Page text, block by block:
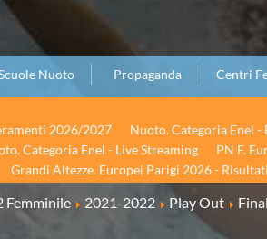
Nuoto Propaganda Centri
2026/2027
Nuoto. Categoria Enel
Categoria Enel - Live Streaming PN F.
Grandi Altezze. Europei Parigi 2026 - Risultati
Femminile 2021-2022 Play Out